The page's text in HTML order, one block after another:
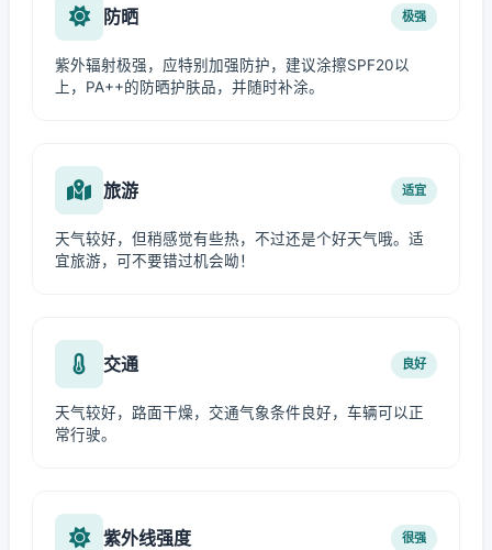
防晒 极强
紫外辐射极强，应特别加强防护，建议涂擦SPF20以
上，PA++的防晒护肤品，并随时补涂。
旅游 适宜
天气较好，但稍感觉有些热，不过还是个好天气哦。适
宜旅游，可不要错过机会呦！
交通 良好
天气较好，路面干燥，交通气象条件良好，车辆可以正
常行驶。
紫外线强度 很强